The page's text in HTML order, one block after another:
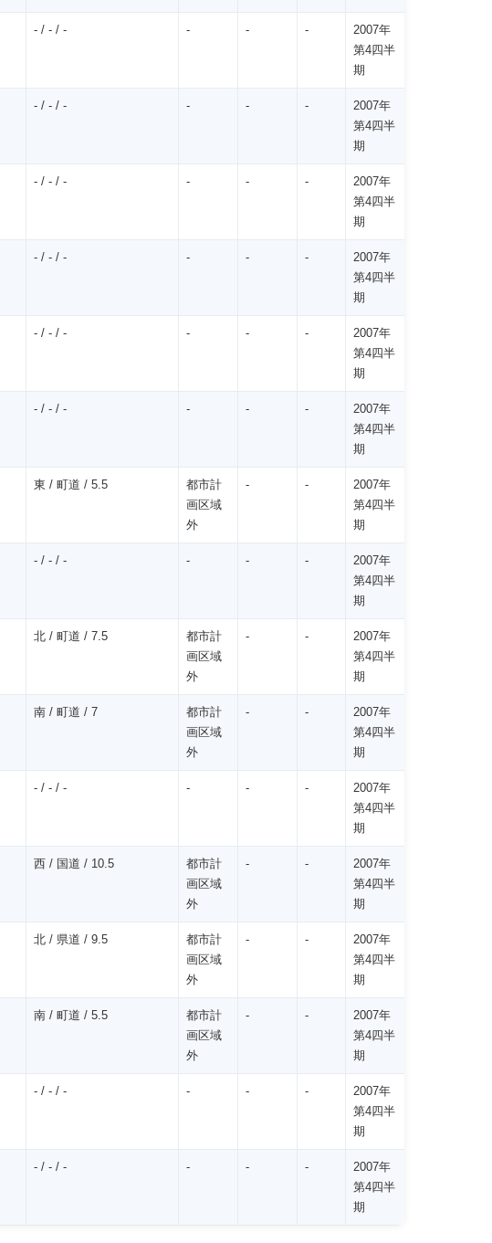
- / - / - - - -
2007年
第4四半
期
- / - / - - - -
2007年
第4四半
期
- / - / - - - -
2007年
第4四半
期
- / - / - - - -
2007年
第4四半
期
- / - / - - - -
2007年
第4四半
期
- / - / - - - -
2007年
第4四半
期
東 / 町道 / 5.5
都市計
画区域
外
- -
2007年
第4四半
期
- / - / - - - -
2007年
第4四半
期
北 / 町道 / 7.5
都市計
画区域
外
- -
2007年
第4四半
期
南 / 町道 / 7
都市計
画区域
外
- -
2007年
第4四半
期
- / - / - - - -
2007年
第4四半
期
西 / 国道 / 10.5
都市計
画区域
外
- -
2007年
第4四半
期
北 / 県道 / 9.5
都市計
画区域
外
- -
2007年
第4四半
期
南 / 町道 / 5.5
都市計
画区域
外
- -
2007年
第4四半
期
- / - / - - - -
2007年
第4四半
期
- / - / - - - -
2007年
第4四半
期